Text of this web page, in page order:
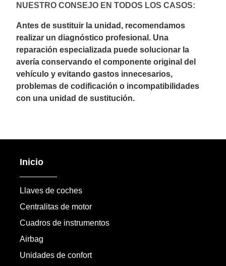
NUESTRO CONSEJO EN TODOS LOS CASOS:
Antes de sustituir la unidad, recomendamos
realizar un diagnóstico profesional. Una
reparación especializada puede solucionar la
avería conservando el componente original del
vehículo y evitando gastos innecesarios,
problemas de codificación o incompatibilidades
con una unidad de sustitución.
Inicio
Llaves de coches
Centralitas de motor
Cuadros de instrumentos
Airbag
Unidades de confort